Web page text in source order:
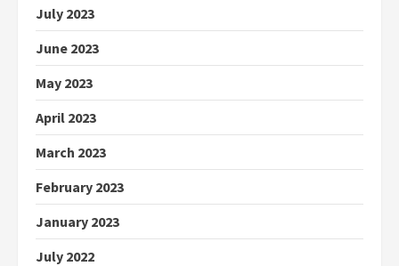
July 2023
June 2023
May 2023
April 2023
March 2023
February 2023
January 2023
July 2022